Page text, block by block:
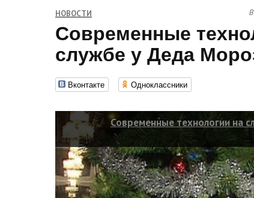
НОВОСТИ
Современные
службе у Деда
Вконтакте Одноклассники
Современные технологии на